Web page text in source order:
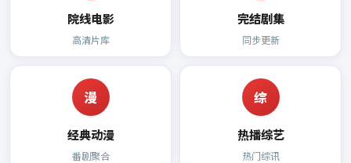
院线电影
高清片库
完结剧集
同步更新
漫
经典动漫
番剧聚合
综
热播综艺
热门综讯